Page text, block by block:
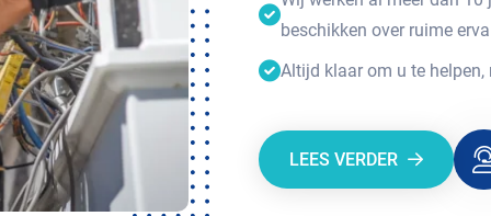
beschikken over ruime
Altijd klaar om u te
LEES VERDER